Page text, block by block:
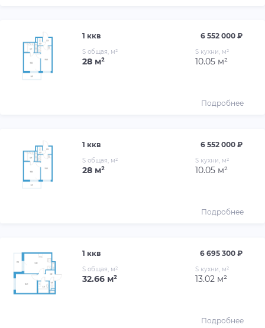
1 ккв 6 552 000 ₽
S общая, м²
28 м²
S кухни, м²
10.05 м²
Подробнее
1 ккв 6 552 000 ₽
S общая, м²
28 м²
S кухни, м²
10.05 м²
Подробнее
1 ккв 6 695 300 ₽
S общая, м²
32.66 м²
S кухни, м²
13.02 м²
Подробнее